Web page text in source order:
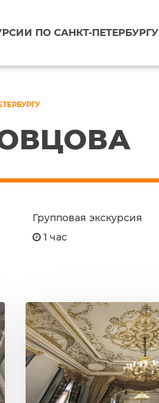
ПО САНКТ-ПЕТЕРБУРГУ
Групповая экскурсия
1 час